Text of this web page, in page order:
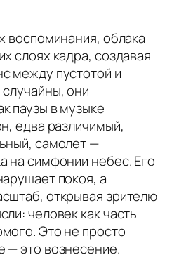
воспоминания, облака
слоях кадра, создавая
между пустотой и
они
паузы в музыке
едва различимый,
самолет —
на симфонии небес. Его
покоя, а
открывая зрителю
человек как часть
Это не просто
— это вознесение.